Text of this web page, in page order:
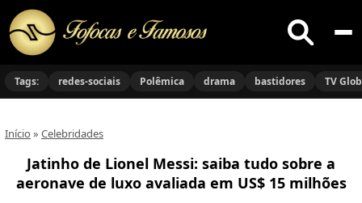
Buscar
no
Tags: redes-sociais Polêmica drama bastidores TV
Início » Celebridades
Jatinho de Lionel Messi: saiba tudo sobre a
aeronave de luxo avaliada em US$ 15 milhões